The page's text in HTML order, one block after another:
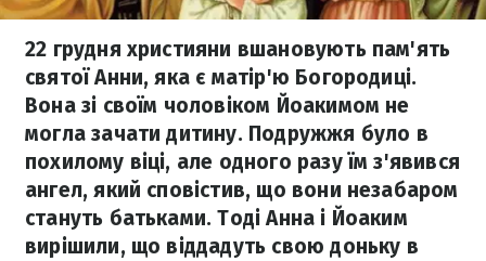
22 грудня християни вшановують пам'ять
святої Анни, яка є матір'ю Богородиці.
Вона зі своїм чоловіком Йоакимом не
могла зачати дитину. Подружжя було в
похилому віці, але одного разу їм з'явився
ангел, який сповістив, що вони незабаром
стануть батьками. Тоді Анна і Йоаким
вирішили, що віддадуть свою доньку в